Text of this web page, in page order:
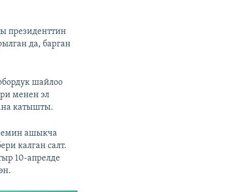
президенттин
да, барган
шайлоо
менен эл
катышты.
ашыкча
калган салт.
10-апрелде